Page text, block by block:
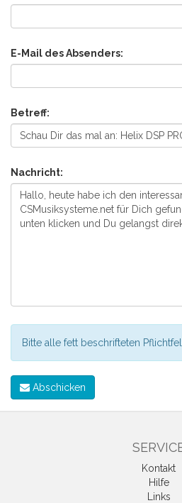
E-Mail des Absenders:
Betreff:
Nachricht:
Bitte alle fett beschrifteten
Abschicken
Kontakt
Hilfe
Links